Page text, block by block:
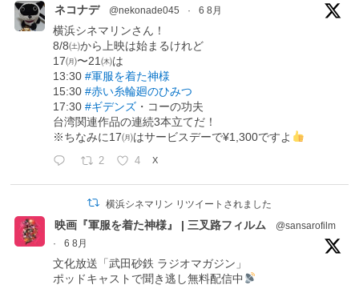
ネコナデ @nekonade045 · 6 8月
横浜シネマリンさん！
8/8㈯から上映は始まるけれど
17㈪〜21㈭は
13:30#軍服を着た神様
15:30#赤い糸輪廻のひみつ
17:30#ギデンズ ・コーの功夫
台湾関連作品の連続3本立てだ！
※ちなみに17㈪はサービスデーで¥1,300ですよ
2 4 X
横浜シネマリン リツイートされました
映画『軍服を着た神様』 | 三叉路フィルム
@sansarofilm
·
6 8月
文化放送「武田砂鉄 ラジオマガジン」
ポッドキャストで聞き逃し無料配信中